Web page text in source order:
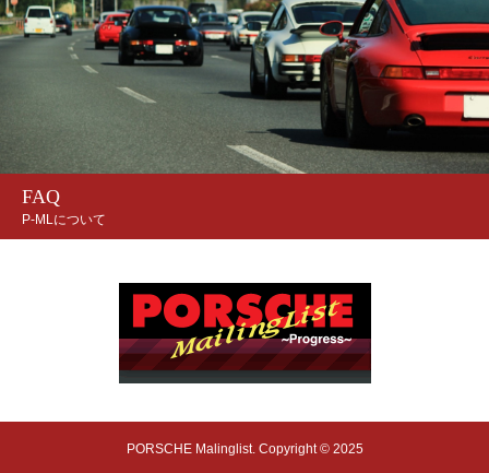
FAQ
P-MLについて
PORSCHE Malinglist. Copyright © 2025